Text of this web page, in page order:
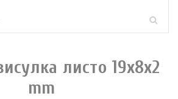
листо 19х8х2
mm